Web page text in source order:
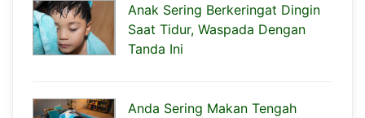
Anak Sering Berkeringat Dingin
Saat Tidur, Waspada Dengan
Tanda Ini
Anda Sering Makan Tengah